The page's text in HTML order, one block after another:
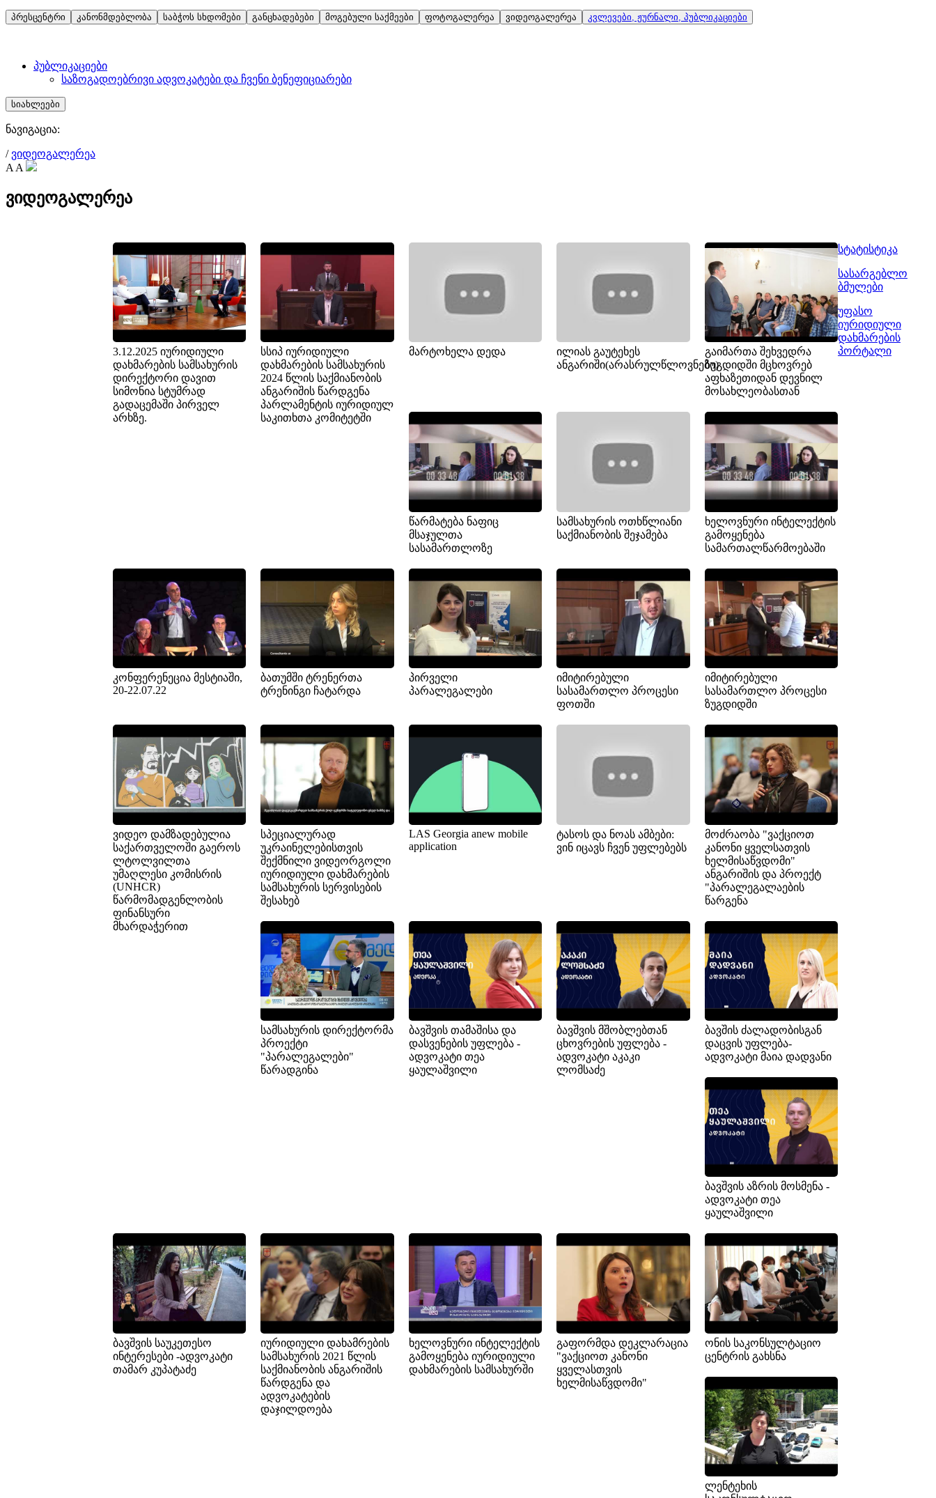
პრესცენტრი კანონმდებლობა საბჭოს სხდომები განცხადებები მოგებული საქმეები ფოტოგალერეა ვიდეოგალერეა კვლევები, ჟურნალი, პუბლიკაციები
პუბლიკაციები
საზოგადოებრივი ადვოკატები და ჩვენი ბენეფიციარები
სიახლეები
ნავიგაცია:
/ ვიდეოგალერეა
A A
ვიდეოგალერეა
3.12.2025 იურიდიული
დახმარების სამსახურის
დირექტორი დავით
სიმონია სტუმრად
გადაცემაში პირველ
არხზე.
სსიპ იურიდიული
დახმარების სამსახურის
2024 წლის საქმიანობის
ანგარიშის წარდგენა
პარლამენტის იურიდიულ
საკითხთა კომიტეტში
მარტოხელა დედა
ილიას გაუტეხეს
ანგარიში(არასრულწლოვნები)
გაიმართა შეხვედრა
ზუგდიდში მცხოვრებ
აფხაზეთიდან დევნილ
მოსახლეობასთან
წარმატება ნაფიც
მსაჯულთა
სასამართლოზე
სამსახურის ოთხწლიანი
საქმიანობის შეჯამება
ხელოვნური ინტელექტის
გამოყენება
სამართალწარმოებაში
კონფერენეცია მესტიაში,
20-22.07.22
ბათუმში ტრენერთა
ტრენინგი ჩატარდა
პირველი
პარალეგალები
იმიტირებული
სასამართლო პროცესი
ფოთში
იმიტირებული
სასამართლო პროცესი
ზუგდიდში
ვიდეო დამზადებულია
საქართველოში გაეროს
ლტოლვილთა
უმაღლესი კომისრის
(UNHCR)
წარმომადგენლობის
ფინანსური
მხარდაჭერით
სპეციალურად
უკრაინელებისთვის
შექმნილი ვიდეორგოლი
იურიდიული დახმარების
სამსახურის სერვისების
შესახებ
LAS Georgia anew mobile
application
ტასოს და ნოას ამბები:
ვინ იცავს ჩვენ უფლებებს
მოძრაობა "ვაქციოთ
კანონი ყველსათვის
ხელმისაწვდომი"
ანგარიშის და პროექტ
"პარალეგალაების
წარგენა
სამსახურის დირექტორმა
პროექტი
"პარალეგალები"
წარადგინა
ბავშვის თამაშისა და
დასვენების უფლება -
ადვოკატი თეა
ყაულაშვილი
ბავშვის მშობლებთან
ცხოვრების უფლება -
ადვოკატი აკაკი
ლომსაძე
ბავშის ძალადობისგან
დაცვის უფლება-
ადვოკატი მაია დადვანი
ბავშვის აზრის მოსმენა -
ადვოკატი თეა
ყაულაშვილი
ბავშვის საუკეთესო
ინტერესები -ადვოკატი
თამარ კუპატაძე
იურიდიული დახამრების
სამსახურის 2021 წლის
საქმიანობის ანგარიშის
წარდგენა და
ადვოკატების
დაჯილდოება
ხელოვნური ინტელექტის
გამოყენება იურიდიული
დახმარების სამსახურში
გაფორმდა დეკლარაცია
"ვაქციოთ კანონი
ყველასთვის
ხელმისაწვდომი"
ონის საკონსულტაციო
ცენტრის გახსნა
ლენტეხის
სტატისტიკა
სასარგებლო
ბმულები
უფასო
იურიდიული
დახმარების
პორტალი